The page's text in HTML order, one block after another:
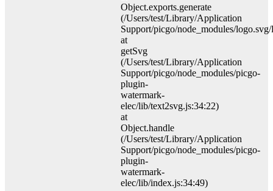
Object.exports.generate
(/Users/test/Library/Application
Support/picgo/node_modules/
at
getSvg
(/Users/test/Library/Application
Support/picgo/node_modules/picgo-
plugin-
watermark-
elec/lib/text2svg.js:34:22)
at
Object.handle
(/Users/test/Library/Application
Support/picgo/node_modules/picgo-
plugin-
watermark-
elec/lib/index.js:34:49)